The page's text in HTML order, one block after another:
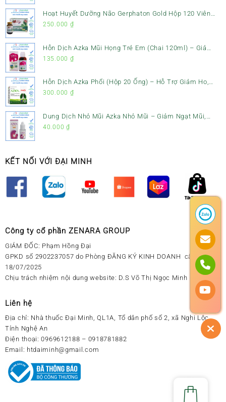
Hoạt Huyết Dưỡng Não Gerphaton Gold Hộp 120 Viên
– Giảm Đau Đầu, Hoa Mắt, Chóng Mặt & Rối Loạn Tiền
250.000 ₫
Hỗn Dịch Azka Mũi Họng Trẻ Em (Chai 120ml) – Giảm
Ho, Tiêu Đờm & Đau Rát Họng
135.000 ₫
Hỗn Dịch Azka Phổi (Hộp 20 Ống) – Hỗ Trợ Giảm Ho,
Tiêu Đờm & Bổ Phổi
300.000 ₫
Dung Dịch Nhỏ Mũi Azka Nhỏ Mũi – Giảm Ngạt Mũi,
Sổ Mũi Cho Trẻ Sơ Sinh
40.000 ₫
KẾT NỐI VỚI ĐẠI MINH
Công ty cổ phần ZENARA GROUP
GIÁM ĐỐC: Phạm Hồng Đại
GPKD số 2902237057 do Phòng ĐĂNG KÝ KINH DOANH cấp ngày
18/07/2025
Chịu trách nhiệm nội dung website: D.S Võ Thị Ngọc Minh
Liên hệ
Địa chỉ: Nhà thuốc Đại Minh, QL1A, Tổ dân phố số 2, xã Nghi Lộc,
Tỉnh Nghệ An
Điện thoại: 0969612188 – 0918781882
Email: htdaiminh@gmail.com